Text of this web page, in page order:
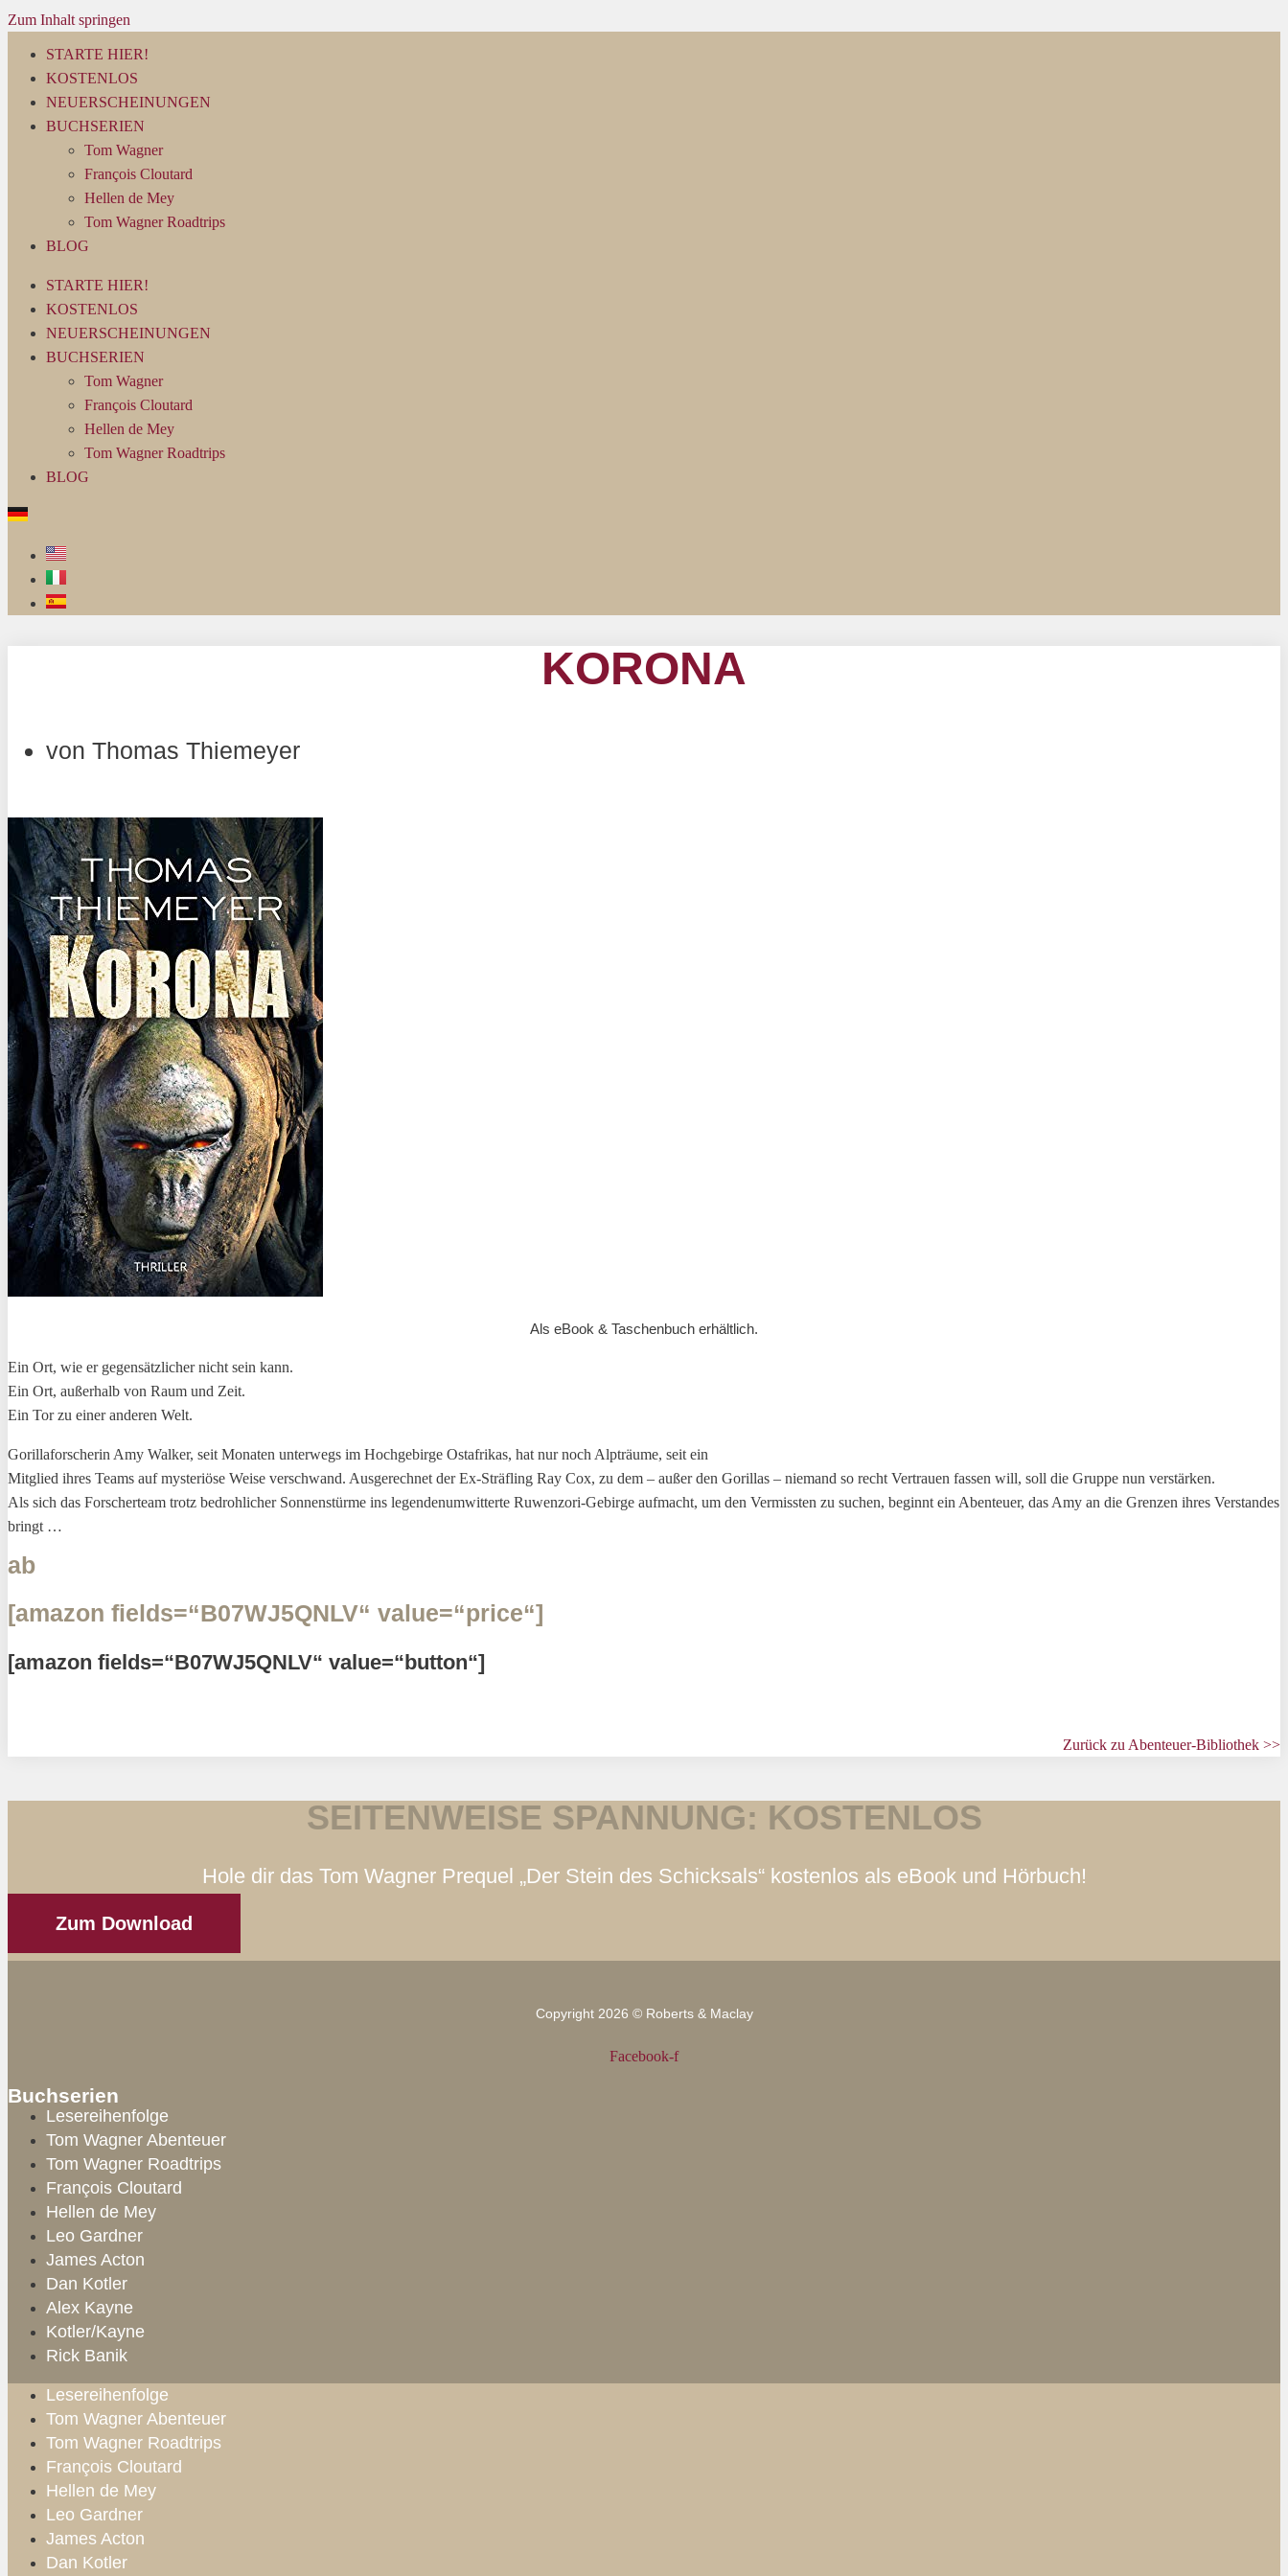
Zum Inhalt springen
STARTE HIER!
KOSTENLOS
NEUERSCHEINUNGEN
BUCHSERIEN
Tom Wagner
François Cloutard
Hellen de Mey
Tom Wagner Roadtrips
BLOG
STARTE HIER!
KOSTENLOS
NEUERSCHEINUNGEN
BUCHSERIEN
Tom Wagner
François Cloutard
Hellen de Mey
Tom Wagner Roadtrips
BLOG
KORONA
von Thomas Thiemeyer
Als eBook & Taschenbuch erhältlich.
Ein Ort, wie er gegensätzlicher nicht sein kann.
Ein Ort, außerhalb von Raum und Zeit.
Ein Tor zu einer anderen Welt.
Gorillaforscherin Amy Walker, seit Monaten unterwegs im Hochgebirge Ostafrikas, hat nur noch Alpträume, seit ein
Mitglied ihres Teams auf mysteriöse Weise verschwand. Ausgerechnet der Ex-Sträfling Ray Cox, zu dem – außer den Gorillas – niemand so recht Vertrauen fassen will, soll die Gruppe nun verstärken.
Als sich das Forscherteam trotz bedroh­licher Sonnenstürme ins legendenumwitterte Ruwenzori-Gebirge aufmacht, um den Vermissten zu suchen, beginnt ein Abenteuer, das Amy an die Grenzen ihres Verstandes
bringt …
ab
[amazon fields=“B07WJ5QNLV“ value=“price“]
[amazon fields=“B07WJ5QNLV“ value=“button“]
Zurück zu Abenteuer-Bibliothek >>
SEITENWEISE SPANNUNG: KOSTENLOS
Hole dir das Tom Wagner Prequel „Der Stein des Schicksals“ kostenlos als eBook und Hörbuch!
Zum Download
Copyright 2026 © Roberts & Maclay
Facebook-f
Buchserien
Lesereihenfolge
Tom Wagner Abenteuer
Tom Wagner Roadtrips
François Cloutard
Hellen de Mey
Leo Gardner
James Acton
Dan Kotler
Alex Kayne
Kotler/Kayne
Rick Banik
Lesereihenfolge
Tom Wagner Abenteuer
Tom Wagner Roadtrips
François Cloutard
Hellen de Mey
Leo Gardner
James Acton
Dan Kotler